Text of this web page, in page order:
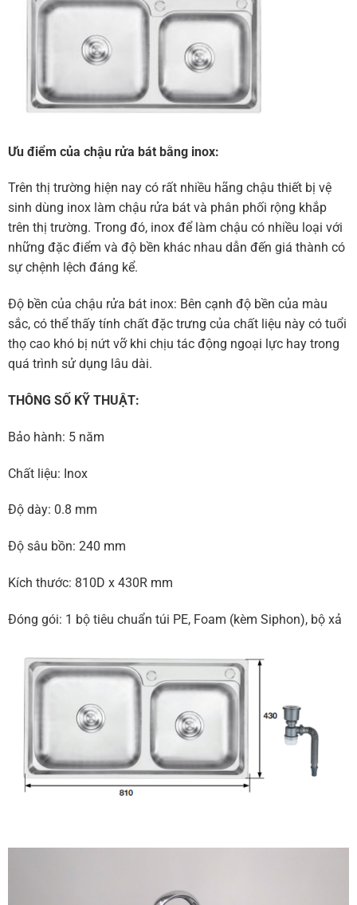
Ưu điểm của chậu rửa bát bằng inox:
Trên thị trường hiện nay có rất nhiều hãng chậu thiết bị vệ
sinh dùng inox làm chậu rửa bát và phân phối rộng khắp
trên thị trường. Trong ­đó, inox ­để làm chậu có nhiều loại với
những đặc đ­iểm và ­độ bền khác nhau dẫn ­đến giá thành có
sự chệnh lệch đáng kể.
Độ bền của chậu rửa bát inox: Bên cạnh độ bền của màu
sắc, có thể thấy tính chất ­đặc trưng của chất liệu này có tuổi
thọ cao khó bị nứt vỡ khi chịu tác ­động ngoại lực hay trong
quá trình sử dụng lâu dài.
THÔNG SỐ KỸ THUẬT:
Bảo hành: 5 năm
Chất liệu: Inox
Độ dày: 0.8 mm
Độ sâu bồn: 240 mm
Kích thước: 810D x 430R mm
Đóng gói: 1 bộ tiêu chuẩn túi PE, Foam (kèm Siphon), bộ xả